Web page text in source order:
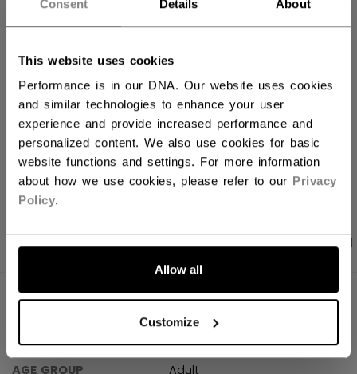
Consent Details About
This website uses cookies
Performance is in our DNA. Our website uses cookies
and similar technologies to enhance your user
experience and provide increased performance and
personalized content. We also use cookies for basic
website functions and settings. For more information
about how we use cookies, please refer to our Privacy
Policy.
Allow all
Customize
FILIALVERFÜGBARKEIT
Versandbestimmungen
Kostenfreie Rücksendungen
LINKS ZUM
PRODUKTFOTOS ANGABEN BEWERTUNGEN
ANGABEN
AGE GROUP
Adult